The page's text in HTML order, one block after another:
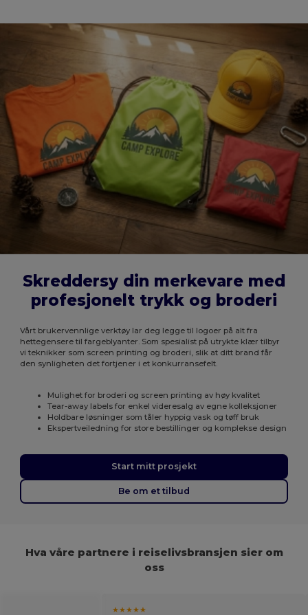
Skreddersy din merkevare med
profesjonelt trykk og broderi
Vårt brukervennlige verktøy lar deg legge til logoer på alt fra
hettegensere til fargeblyanter. Som spesialist på utrykte klær tilbyr
vi teknikker som screen printing og broderi, slik at ditt brand får
den synligheten det fortjener i et konkurransefelt.
Mulighet for broderi og screen printing av høy kvalitet
Tear-away labels for enkel videresalg av egne kolleksjoner
Holdbare løsninger som tåler hyppig vask og tøff bruk
Ekspertveiledning for store bestillinger og komplekse design
Start mitt prosjekt
Be om et tilbud
Hva våre partnere i reiselivsbransjen sier om
oss
★★★★★